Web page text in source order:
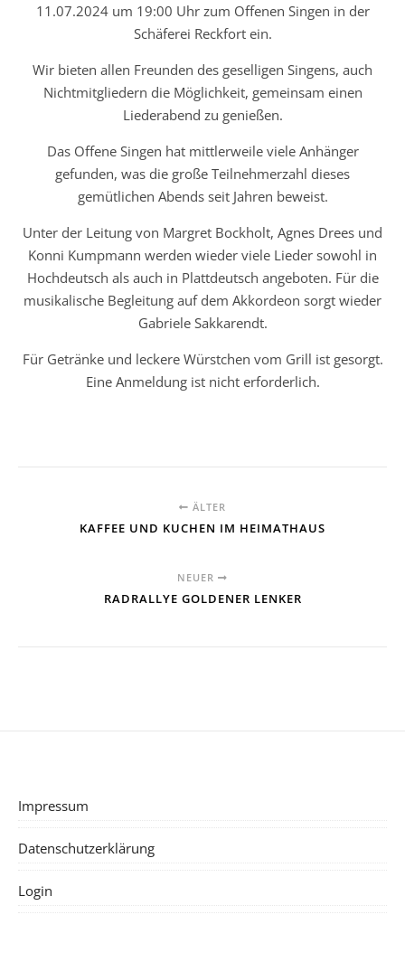
11.07.2024 um 19:00 Uhr zum Offenen Singen in der
Schäferei Reckfort ein.
Wir bieten allen Freunden des geselligen Singens, auch
Nichtmitgliedern die Möglichkeit, gemeinsam einen
Liederabend zu genießen.
Das Offene Singen hat mittlerweile viele Anhänger
gefunden, was die große Teilnehmerzahl dieses
gemütlichen Abends seit Jahren beweist.
Unter der Leitung von Margret Bockholt, Agnes Drees und
Konni Kumpmann werden wieder viele Lieder sowohl in
Hochdeutsch als auch in Plattdeutsch angeboten. Für die
musikalische Begleitung auf dem Akkordeon sorgt wieder
Gabriele Sakkarendt.
Für Getränke und leckere Würstchen vom Grill ist gesorgt.
Eine Anmeldung ist nicht erforderlich.
ÄLTER
KAFFEE UND KUCHEN IM HEIMATHAUS
NEUER
RADRALLYE GOLDENER LENKER
Impressum
Datenschutzerklärung
Login